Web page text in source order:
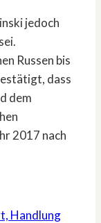
jedoch
Russen bis
dass
dem
2017 nach
Handlung